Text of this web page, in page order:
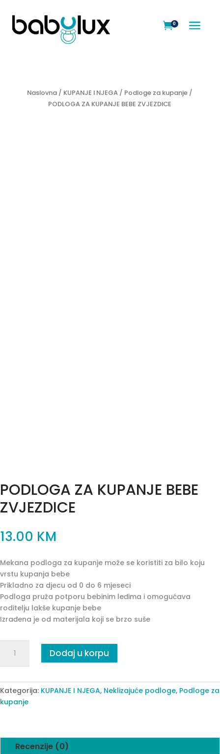
a
0
Naslovna / KUPANJE I NJEGA / Podloge za kupanje /
PODLOGA ZA KUPANJE BEBE ZVJEZDICE
PODLOGA ZA KUPANJE BEBE
ZVJEZDICE
13.00 KM
Mekana podloga za kupanje može se koristiti za bilo koju
vrstu kupanja bebe
Prikladno za djecu od 0 do 6 mjeseci
Podloga pruža potporu bebinim leđima i omogućava
roditelju lakše kupanje bebe
Izrađena je od materijala koji se brzo suše
ZVJEZDICE
quantity
Dodaj u korpu
Kategorija: KUPANJE I NJEGA, Neklizajuće podloge, Podloge za
kupanje
Recenzije (0)